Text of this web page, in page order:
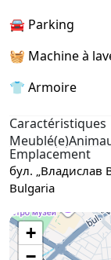
🚘 Parking
🧺 Machine à
👕 Armoire
Caractéristiques
Meublé(e)
Emplacement
бул. „Владислав
Bulgaria
+
Use two fingers to